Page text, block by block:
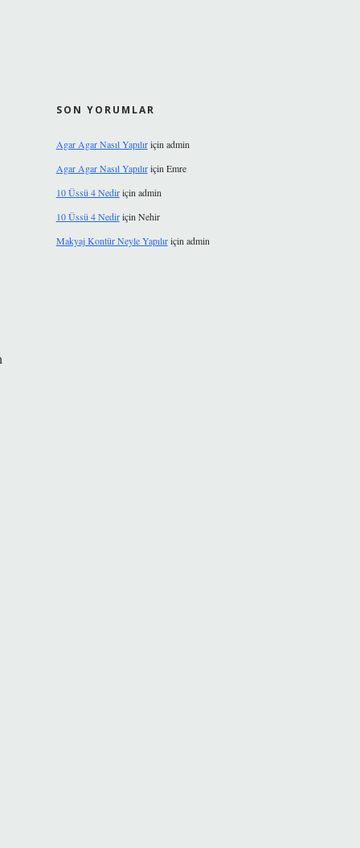
SON YORUMLAR
Agar Agar Nasıl Yapılıriçin admin
Agar Agar Nasıl Yapılıriçin Emre
10 Üssü 4 Nediriçin admin
10 Üssü 4 Nediriçin Nehir
Makyaj Kontür Neyle Yapılıriçin admin